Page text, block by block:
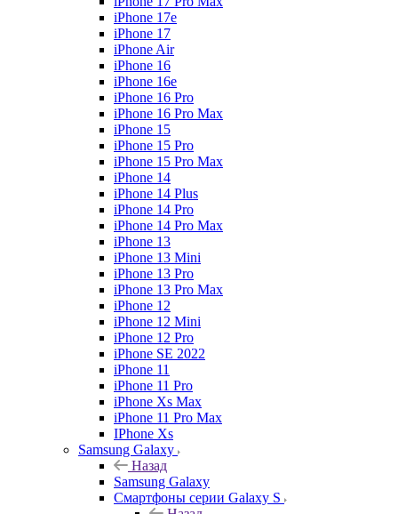
iPhone 17e
iPhone 17
iPhone Air
iPhone 16
iPhone 16e
iPhone 16 Pro
iPhone 16 Pro Max
iPhone 15
iPhone 15 Pro
iPhone 15 Pro Max
iPhone 14
iPhone 14 Plus
iPhone 14 Pro
iPhone 14 Pro Max
iPhone 13
iPhone 13 Mini
iPhone 13 Pro
iPhone 13 Pro Max
iPhone 12
iPhone 12 Mini
iPhone 12 Pro
iPhone SE 2022
iPhone 11
iPhone 11 Pro
iPhone Xs Max
iPhone 11 Pro Max
IPhone Xs
Samsung Galaxy
Назад
Samsung Galaxy
Смартфоны серии Galaxy S